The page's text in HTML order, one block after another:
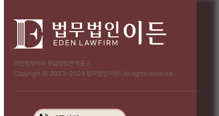
개인정보처리 취급방침 면책공고
Copyright ⓒ 2023~2024 법무법인 이든. All rights reserved.